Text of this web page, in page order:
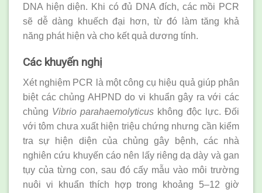
DNA hiện diện. Khi có đủ DNA đích, các mồi PCR
sẽ dễ dàng khuếch đại hơn, từ đó làm tăng khả
năng phát hiện và cho kết quả dương tính.
Các khuyến nghị
Xét nghiệm PCR là một công cụ hiệu quả giúp phân
biệt các chủng AHPND do vi khuẩn gây ra với các
chủng Vibrio parahaemolyticus không độc lực. Đối
với tôm chưa xuất hiện triệu chứng nhưng cần kiểm
tra sự hiện diện của chủng gây bệnh, các nhà
nghiên cứu khuyến cáo nên lấy riêng dạ dày và gan
tụy của từng con, sau đó cấy mẫu vào môi trường
nuôi vi khuẩn thích hợp trong khoảng 5–12 giờ